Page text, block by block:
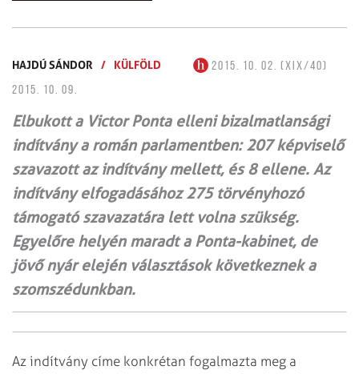
HAJDÚ SÁNDOR / KÜLFÖLD
2015. 10. 02. (XIX/40)
2015. 10. 09.
Elbukott a Victor Ponta elleni bizalmatlansági
indítvány a román parlamentben: 207 képviselő
szavazott az indítvány mellett, és 8 ellene. Az
indítvány elfogadásához 275 törvényhozó
támogató szavazatára lett volna szükség.
Egyelőre helyén maradt a Ponta-kabinet, de
jövő nyár elején választások következnek a
szomszédunkban.
Az indítvány címe konkrétan fogalmazta meg a